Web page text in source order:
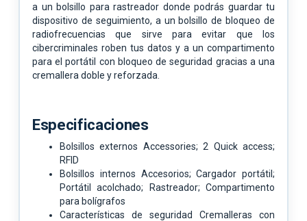
a un bolsillo para rastreador donde podrás guardar tu
dispositivo de seguimiento, a un bolsillo de bloqueo de
radiofrecuencias que sirve para evitar que los
cibercriminales roben tus datos y a un compartimento
para el portátil con bloqueo de seguridad gracias a una
cremallera doble y reforzada.
Especificaciones
Bolsillos externos Accessories; 2 Quick access;
RFID
Bolsillos internos Accesorios; Cargador portátil;
Portátil acolchado; Rastreador; Compartimento
para bolígrafos
Características de seguridad Cremalleras con